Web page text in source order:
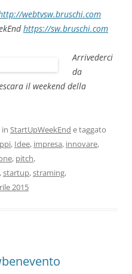
webtvsw.bruschi.com
https://sw.bruschi.com
Arrivederci
da
il weekend della
StartUpWeekEnd e taggato
, Idee, impresa, innovare,
, pitch,
,startup,straming,
2015